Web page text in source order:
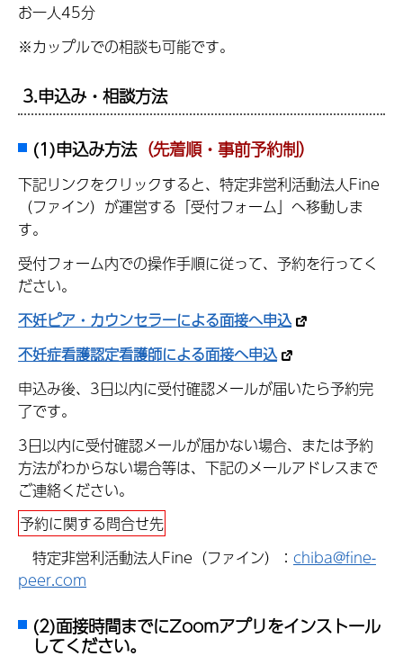
お一人45分
※カップルでの相談も可能です。
3.申込み・相談方法
(1)申込み方法（先着順・事前予約制）
下記リンクをクリックすると、特定非営利活動法人Fine
（ファイン）が運営する「受付フォーム」へ移動しま
す。
受付フォーム内での操作手順に従って、予約を行ってく
ださい。
不妊ピア・カウンセラーによる面接へ申込
不妊症看護認定看護師による面接へ申込
申込み後、3日以内に受付確認メールが届いたら予約完
了です。
3日以内に受付確認メールが届かない場合、または予約
方法がわからない場合等は、下記のメールアドレスまで
ご連絡ください。
予約に関する問合せ先
特定非営利活動法人Fine（ファイン）： chiba@fine-
peer.com
(2)面接時間までにZoomアプリをインストール
してください。